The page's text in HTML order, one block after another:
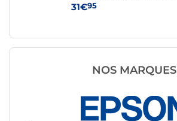
31€95
NOS MARQUES